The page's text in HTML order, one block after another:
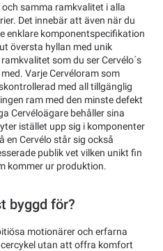
samma ramkvalitet i alla
Det innebär att även när du
enklare komponentspecifikation
översta hyllan med unik
som du ser Cervélo´s
Varje Cervéloram som
med all tillgänglig
ram med den minste defekt
Cervéloägare behåller sina
istället upp sig i komponenter
en Cervélo står sig också
publik vet vilken unikt fin
kommer ur produktion.
byggd för?
motionärer och erfarna
utan att offra komfort